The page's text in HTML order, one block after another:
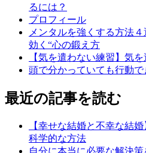
るには？
プロフィール
メンタルを強くする方法
効く“心の鍛え方
【気を遣わない練習】気
頭で分かっていても行動で
最近の記事を読む
【幸せな結婚と不幸な結
科学的な方法
自分に本当に必要な解決